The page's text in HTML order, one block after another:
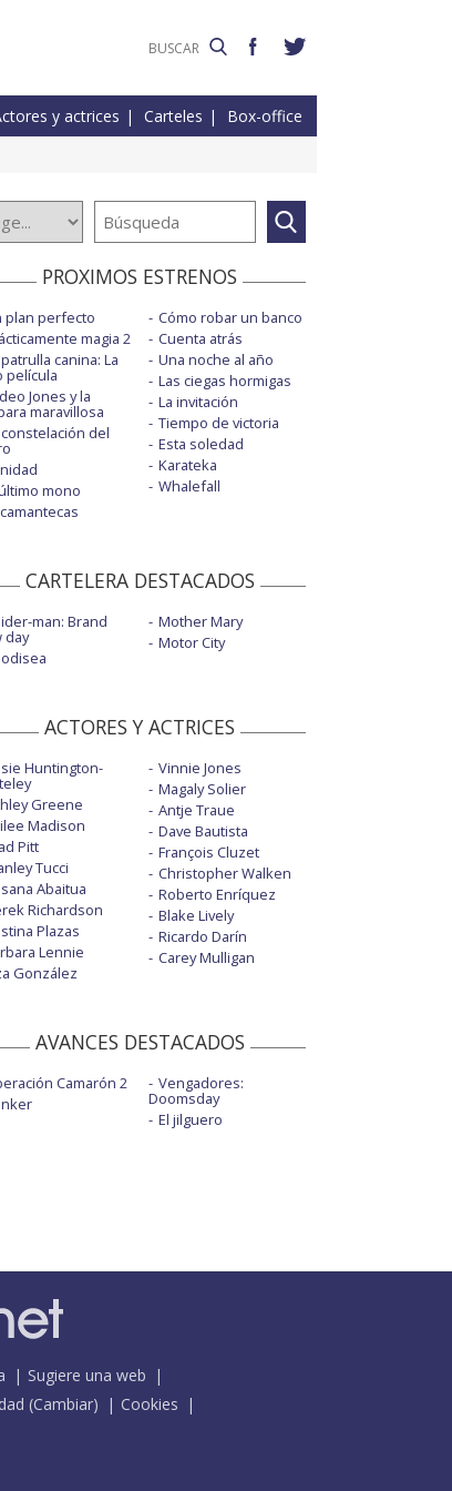
y actrices Carteles Box-office
PROXIMOS ESTRENOS
plan perfecto
magia 2
canina: La
película
Jones y la
maravillosa
constelación del
mono
Cómo robar un banco
Cuenta atrás
Una noche al año
Las ciegas hormigas
La invitación
Tiempo de victoria
Esta soledad
Karateka
Whalefall
CARTELERA DESTACADOS
man: Brand
day
Mother Mary
Motor City
ACTORES Y ACTRICES
Huntington-
Greene
Madison
Pitt
Tucci
Abaitua
Richardson
Plazas
Lennie
González
Vinnie Jones
Magaly Solier
Antje Traue
Dave Bautista
François Cluzet
Christopher Walken
Roberto Enríquez
Blake Lively
Ricardo Darín
Carey Mulligan
AVANCES DESTACADOS
Camarón 2
Vengadores:
Doomsday
El jilguero
Sugiere una web
(Cambiar)
Cookies